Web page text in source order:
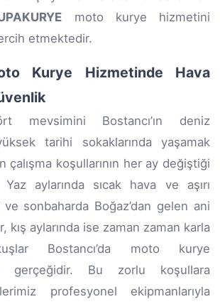
moto kurye hizmetini
etmektedir.
Kurye Hizmetinde Hava
mevsimini Bostancı’ın deniz
tarihi sokaklarında yaşamak
çalışma koşullarının her ay değiştiği
Yaz aylarında sıcak hava ve aşırı
sonbaharda Boğaz’dan gelen ani
kış aylarında ise zaman zaman karla
Bostancı’da moto kurye
gerçeğidir. Bu zorlu koşullara
profesyonel ekipmanlarıyla